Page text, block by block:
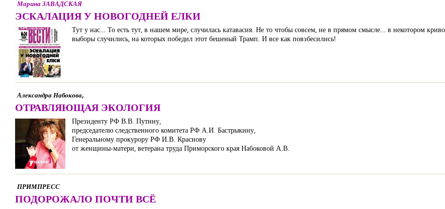
Марина ЗАВАДСКАЯ
ЭСКАЛАЦИЯ У НОВОГОДНЕЙ ЕЛКИ
Тут у нас… То есть тут, в нашем мире, случилась катавасия. Не то чтобы совсем, не в прямом смысле… в некотором
выборы случились, на которых победил этот бешеный Трамп. И все как повзбесились!
Александра Набокова,
ОТРАВЛЯЮЩАЯ ЭКОЛОГИЯ
Президенту РФ В.В. Путину,
председателю следственного комитета РФ А.И. Бастрыкину,
Генеральному прокурору РФ И.В. Краснову
от женщины-матери, ветерана труда Приморского края Набоковой А.В.
ПРИМПРЕСС
ПОДОРОЖАЛО ПОЧТИ ВСЁ